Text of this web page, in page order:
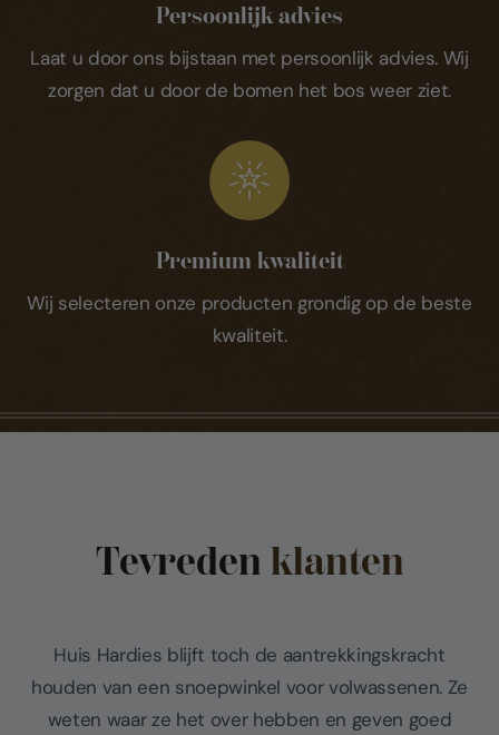
Persoonlijk advies
Laat u door ons bijstaan met persoonlijk advies. Wij
zorgen dat u door de bomen het bos weer ziet.
Premium kwaliteit
Wij selecteren onze producten grondig op de beste
kwaliteit.
Tevreden klanten
Huis Hardies blijft toch de aantrekkingskracht
houden van een snoepwinkel voor volwassenen. Ze
weten waar ze het over hebben en geven goed